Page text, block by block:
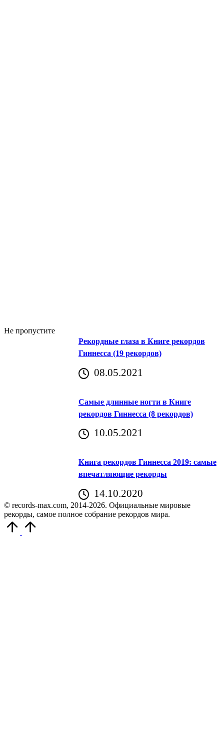
Не пропустите
Рекордные глаза в Книге рекордов
Гиннесса (19 рекордов)
08.05.2021
Самые длинные ногти в Книге
рекордов Гиннесса (8 рекордов)
10.05.2021
Книга рекордов Гиннесса 2019: самые
впечатляющие рекорды
14.10.2020
© records-max.com, 2014-2026. Официальные мировые
рекорды, самое полное собрание рекордов мира.